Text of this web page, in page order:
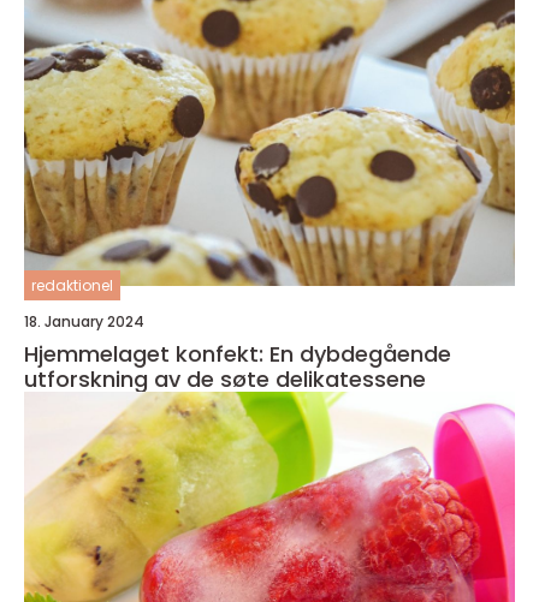
redaktionel
18. January 2024
Hjemmelaget konfekt: En dybdegående
utforskning av de søte delikatessene